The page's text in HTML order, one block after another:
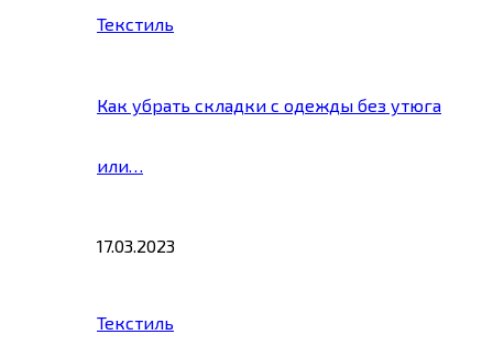
Текстиль
Как убрать складки с одежды без утюга
или…
17.03.2023
Текстиль